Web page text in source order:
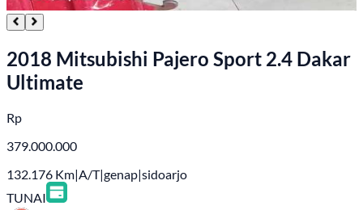
2018 Mitsubishi Pajero Sport 2.4 Dakar
Ultimate
Rp
379.000.000
132.176 Km|A/T|genap|sidoarjo
TUNAI